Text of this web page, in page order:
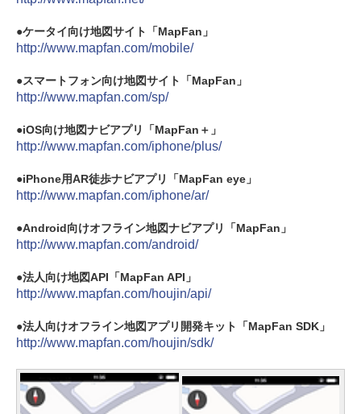
ケータイ向け地図サイト「MapFan」
http://www.mapfan.com/mobile/
スマートフォン向け地図サイト「MapFan」
http://www.mapfan.com/sp/
iOS向け地図ナビアプリ「MapFan＋」
http://www.mapfan.com/iphone/plus/
iPhone用AR徒歩ナビアプリ「MapFan eye」
http://www.mapfan.com/iphone/ar/
Android向けオフライン地図ナビアプリ「MapFan」
http://www.mapfan.com/android/
法人向け地図API「MapFan API」
http://www.mapfan.com/houjin/api/
法人向けオフライン地図アプリ開発キット「MapFan SDK」
http://www.mapfan.com/houjin/sdk/